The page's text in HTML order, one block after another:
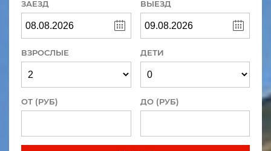
ЗАЕЗД ВЫЕЗД
ВЗРОСЛЫЕ ДЕТИ
ОТ (РУБ) ДО (РУБ)